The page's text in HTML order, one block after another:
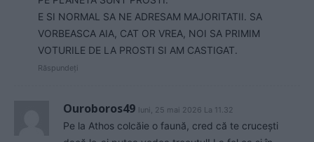
E SI NORMAL SA NE ADRESAM MAJORITATII. SA
VORBEASCA AIA, CAT OR VREA, NOI SA PRIMIM
VOTURILE DE LA PROSTI SI AM CASTIGAT.
Răspundeți
Ouroboros49 luni, 25 mai 2026 La 11.32
Pe la Athos colcăie o faună, cred că te crucești